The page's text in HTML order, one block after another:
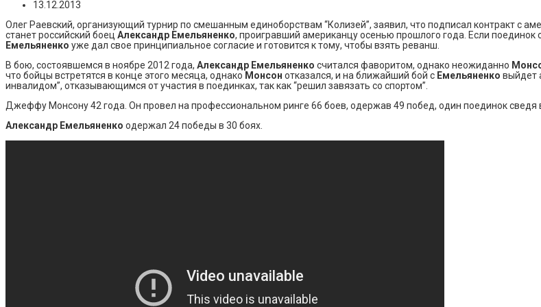
13.12.2013
Олег Раевский, организующий турнир по смешанным единоборствам “Колизей”, заявил, что подписал контракт
станет российский боец Александр Емельяненко, проигравший американцу осенью прошлого года. Если поединок
Емельяненко уже дал свое принципиальное согласие и готовится к тому, чтобы взять реванш.
В бою, состоявшемся в ноябре 2012 года, Александр Емельяненко считался фаворитом, однако неожиданно
что бойцы встретятся в конце этого месяца, однако Монсон отказался, и на ближайший бой с Емельяненко выйдет
инвалидом”, отказывающимся от участия в поединках, так как “решил завязать со спортом”.
Джеффу Монсону 42 года. Он провел на профессиональном ринге 66 боев, одержав 49 побед, один поединок сведя
Александр Емельяненко одержал 24 победы в 30 боях.